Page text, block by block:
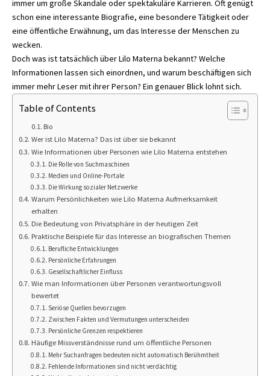
immer um große Skandale oder spektakuläre Karrieren. Oft genügt
schon eine interessante Biografie, eine besondere Tätigkeit oder
eine öffentliche Erwähnung, um das Interesse der Menschen zu
wecken.
Doch was ist tatsächlich über Lilo Materna bekannt? Welche
Informationen lassen sich einordnen, und warum beschäftigen sich
immer mehr Leser mit ihrer Person? Ein genauer Blick lohnt sich.
Table of Contents
Bio
Wer ist Lilo Materna? Das ist über sie bekannt
Wie Informationen über Personen wie Lilo Materna entstehen
Die Rolle von Suchmaschinen
Medien und Online-Portale
Die Wirkung sozialer Netzwerke
Warum Persönlichkeiten wie Lilo Materna Aufmerksamkeit
erhalten
Die Bedeutung von Privatsphäre in der heutigen Zeit
Praktische Beispiele für das Interesse an biografischen Themen
Berufliche Entwicklungen
Persönliche Erfahrungen
Gesellschaftlicher Einfluss
Wie man Informationen über Personen verantwortungsvoll
bewertet
Seriöse Quellen bevorzugen
Zwischen Fakten und Vermutungen unterscheiden
Persönliche Grenzen respektieren
Häufige Missverständnisse rund um öffentliche Personen
Mehr Suchanfragen bedeuten nicht automatisch Berühmtheit
Fehlende Informationen sind nicht verdächtig